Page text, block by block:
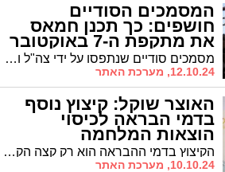
המסמכים הסודיים
חושפים: כך תכנן חמאס
את מתקפת ה-7 באוקטובר
מסמכים סודיים שנתפסו על ידי צה"ל ונחשפו ב"ניו יורק טיימס" מאירים באור חדש את התכנון המדוקדק של חמאס למתקפת הטרור ב-7 באוקטובר.
12.10.24, מערכת האתר
האוצר שוקל: קיצוץ נוסף
בדמי הבראה לכיסוי
הוצאות המלחמה
הקיצוץ בדמי ההבראה הוא רק קצה הקרחון. האוצר מתכנן שורה של צעדים נוספים, ביניהם הקפאת העלאות שכר במגזר הציבורי עד 2028, מיסוי קרנות השתלמות, וקיצוץ בפנסיות. בנוסף, נשקלים מהלכים כמו הטלת "מס עשירים", מע"מ על תיירות נכנסת, והעלאת המע"מ הכללי
10.10.24, מערכת האתר